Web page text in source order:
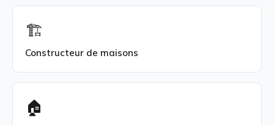
🏗️
Constructeur de maisons
🏠